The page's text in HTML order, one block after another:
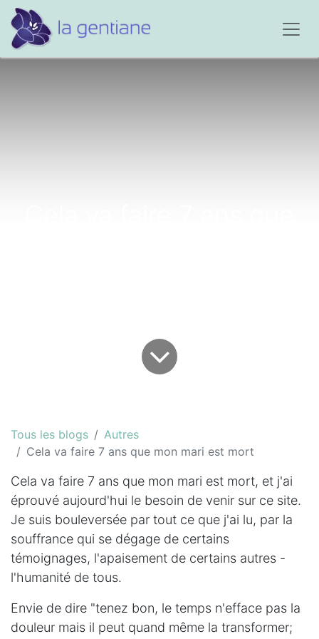
Tous les blogs
Autres
Cela va faire 7 ans que mon mari est mort
Cela va faire 7 ans que mon mari est mort, et j'ai
éprouvé aujourd'hui le besoin de venir sur ce site.
Je suis bouleversée par tout ce que j'ai lu, par la
souffrance qui se dégage de certains
témoignages, l'apaisement de certains autres -
l'humanité de tous.
Envie de dire "tenez bon, le temps n'efface pas la
douleur mais il peut quand même la transformer;